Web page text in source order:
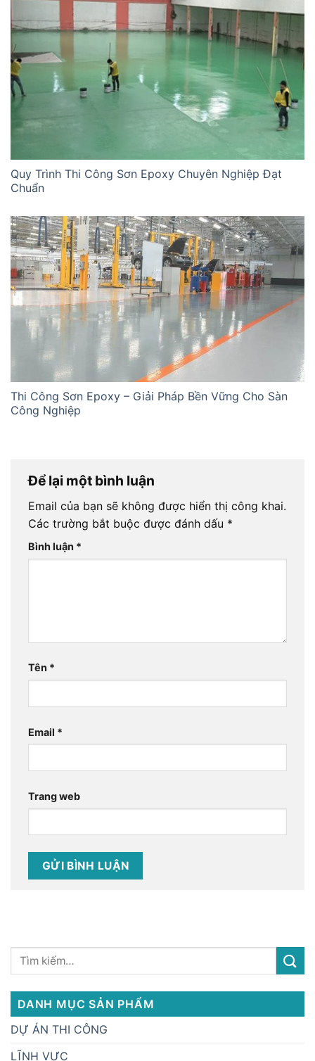
Quy Trình Thi Công Sơn Epoxy Chuyên Nghiệp Đạt
Chuẩn
Thi Công Sơn Epoxy – Giải Pháp Bền Vững Cho Sàn
Công Nghiệp
Để lại một bình luận
Email của bạn sẽ không được hiển thị công khai.
Các trường bắt buộc được đánh dấu *
Bình luận *
Tên *
Email *
Trang web
DANH MỤC SẢN PHẨM
DỰ ÁN THI CÔNG
LĨNH VỰC